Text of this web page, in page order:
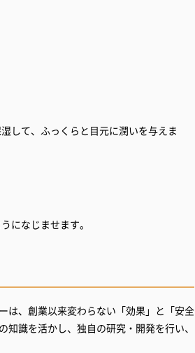
して、ふっくらと目元に潤いを与えま
になじませます。
は、創業以来変わらない「効果」と「安全
識を活かし、独自の研究・開発を行い、